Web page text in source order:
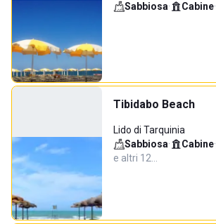
Sabbiosa· Cabine·
Tibidabo Beach
Lido di Tarquinia
Sabbiosa· Cabine·
e altri 12…